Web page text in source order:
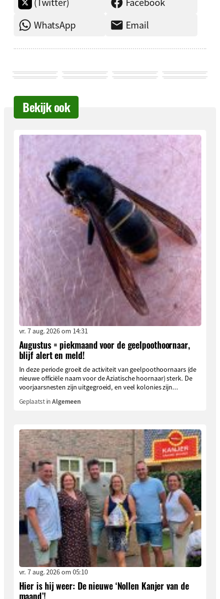
WhatsApp
Email
Bekijk ook
vr. 7 aug. 2026 om 14:31
Augustus = piekmaand voor de geelpoothoornaar,
blijf alert en meld!
In deze periode groeit de activiteit van geelpoothoornaars (de
nieuwe officiële naam voor de Aziatische hoornaar) sterk. De
voorjaarsnesten zijn uitgegroeid, en veel kolonies zijn...
Geplaatst inAlgemeen
vr. 7 aug. 2026 om 05:10
Hier is hij weer: De nieuwe ‘Nollen Kanjer van de
maand’!